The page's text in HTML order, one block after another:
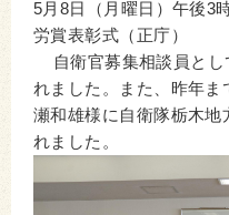
5月8日（月曜日）午後3
労賞表彰式（正庁）
自衛官募集相談員とし
れました。また、昨年
瀬和雄様に自衛隊栃木地
れました。